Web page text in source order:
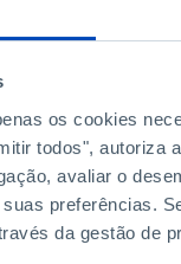
os cookies
todos", autoriza
avaliar o
preferências.
da gestão de
DATA DE